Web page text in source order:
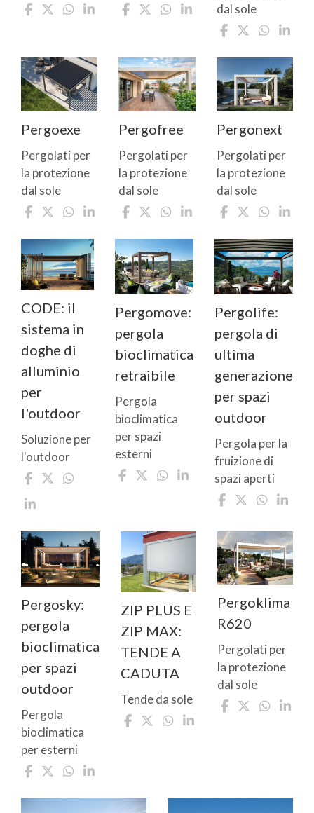
dal sole
Pergoexe
Pergolati per
la protezione
dal sole
Pergofree
Pergolati per
la protezione
dal sole
Pergonext
Pergolati per
la protezione
dal sole
CODE: il
sistema in
doghe di
alluminio
per
l'outdoor
Soluzione per
l'outdoor
Pergomove:
pergola
bioclimatica
retraibile
Pergola
bioclimatica
per spazi
esterni
Pergolife:
pergola di
ultima
generazione
per spazi
outdoor
Pergola per la
fruizione di
spazi aperti
Pergosky:
pergola
bioclimatica
per spazi
outdoor
Pergola
bioclimatica
per esterni
ZIP PLUS E
ZIP MAX:
TENDE A
CADUTA
Tende da sole
Pergoklima
R620
Pergolati per
la protezione
dal sole